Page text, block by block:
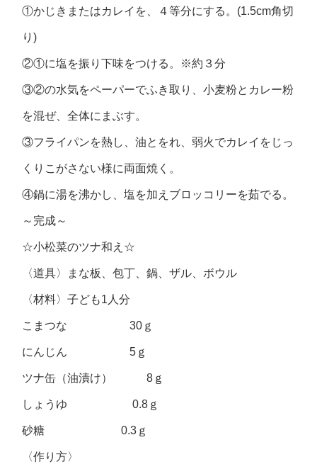
①かじきまたはカレイを、４等分にする。(1.5cm角切
り)
②①に塩を振り下味をつける。※約３分
③②の水気をペーパーでふき取り、小麦粉とカレー粉
を混ぜ、全体にまぶす。
③フライパンを熱し、油とをれ、弱火でカレイをじっ
くりこがさない様に両面焼く。
④鍋に湯を沸かし、塩を加えブロッコリーを茹でる。
～完成～
☆小松菜のツナ和え☆
〈道具〉まな板、包丁、鍋、ザル、ボウル
〈材料〉子ども1人分
こまつな 30ｇ
にんじん 5ｇ
ツナ缶（油漬け） 8ｇ
しょうゆ 0.8ｇ
砂糖 0.3ｇ
〈作り方〉